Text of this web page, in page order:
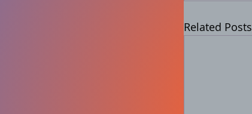
Related Posts